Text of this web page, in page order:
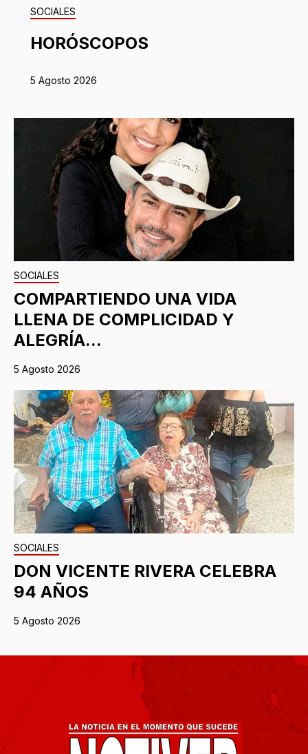
SOCIALES
HORÓSCOPOS
5 Agosto 2026
SOCIALES
COMPARTIENDO UNA VIDA
LLENA DE COMPLICIDAD Y
ALEGRÍA...
5 Agosto 2026
SOCIALES
DON VICENTE RIVERA CELEBRA
94 AÑOS
5 Agosto 2026